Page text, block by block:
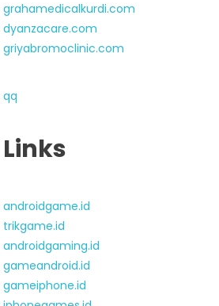
grahamedicalkurdi.com
dyanzacare.com
griyabromoclinic.com
qq
Links
androidgame.id
trikgame.id
androidgaming.id
gameandroid.id
gameiphone.id